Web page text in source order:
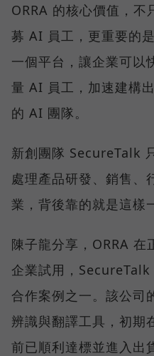
ORRA 的核心價值，不
募 AI 員工，更重要的
一個平台，讓企業可以
量 AI 員工，加速建構
的 AI 團隊。
新創團隊 SecureTalk
處理產品研發、銷售、
業，背後靠的就是這樣
陳子龍分享，ORRA 在
企業試用，SecureTalk
合作案例之一。該公司
辨識與翻譯工具，初期
前已順利達標並進入出